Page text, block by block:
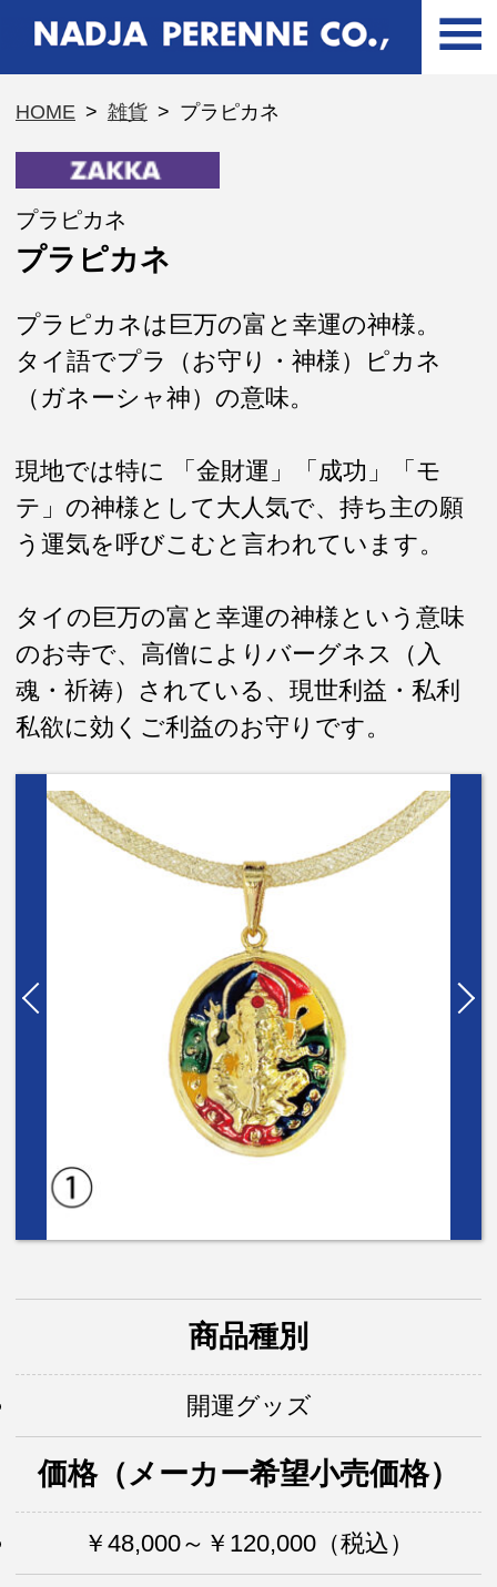
HOME > 雑貨 > プラピカネ
プラピカネ
プラピカネ
プラピカネは巨万の富と幸運の神様。
タイ語でプラ（お守り・神様）ピカネ
（ガネーシャ神）の意味。
現地では特に 「金財運」「成功」「モ
テ」の神様として大人気で、持ち主の願
う運気を呼びこむと言われています。
タイの巨万の富と幸運の神様という意味
のお寺で、高僧によりバーグネス（入
魂・祈祷）されている、現世利益・私利
私欲に効くご利益のお守りです。
商品種別
開運グッズ
価格（メーカー希望小売価格）
￥48,000～￥120,000（税込）